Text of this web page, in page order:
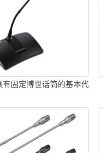
有固定博世话筒的基本代